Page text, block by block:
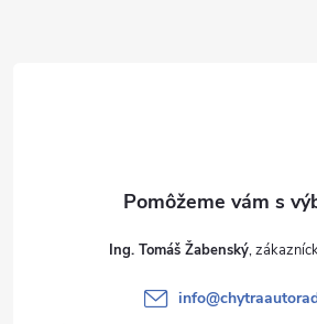
Ing. Tomáš Žabenský
info@